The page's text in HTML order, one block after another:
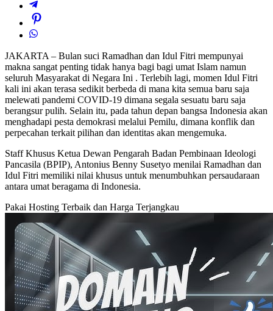
JAKARTA – Bulan suci Ramadhan dan Idul Fitri mempunyai
makna sangat penting tidak hanya bagi bagi umat Islam namun
seluruh Masyarakat di Negara Ini . Terlebih lagi, momen Idul Fitri
kali ini akan terasa sedikit berbeda di mana kita semua baru saja
melewati pandemi COVID-19 dimana segala sesuatu baru saja
berangsur pulih. Selain itu, pada tahun depan bangsa Indonesia akan
menghadapi pesta demokrasi melalui Pemilu, dimana konflik dan
perpecahan terkait pilihan dan identitas akan mengemuka.
Staff Khusus Ketua Dewan Pengarah Badan Pembinaan Ideologi
Pancasila (BPIP), Antonius Benny Susetyo menilai Ramadhan dan
Idul Fitri memiliki nilai khusus untuk menumbuhkan persaudaraan
antara umat beragama di Indonesia.
Pakai Hosting Terbaik dan Harga Terjangkau